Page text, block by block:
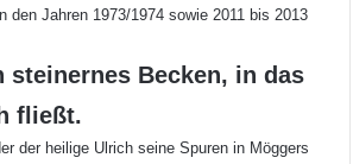
den Jahren 1973/1974 sowie 2011 bis 2013
Becken, in das
fließt.
der heilige Ulrich seine Spuren in Möggers